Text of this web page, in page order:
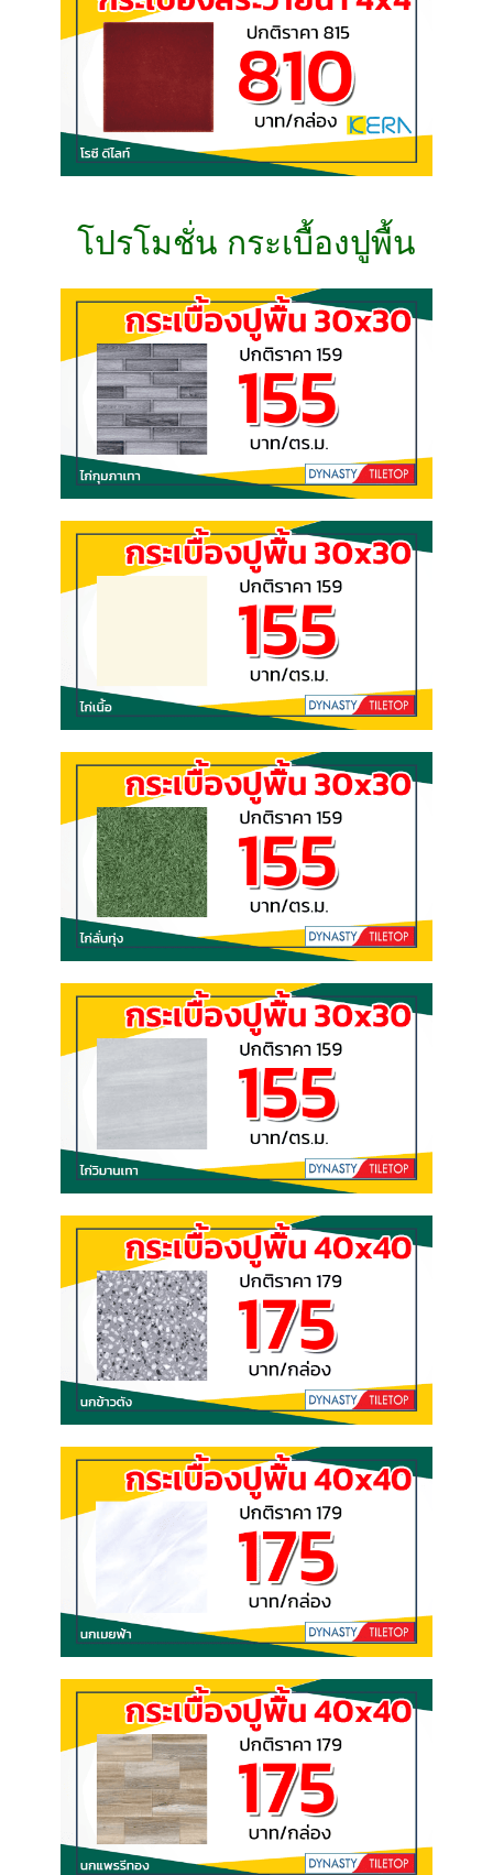
โปรโมชั่น กระเบื้องปูพื้น